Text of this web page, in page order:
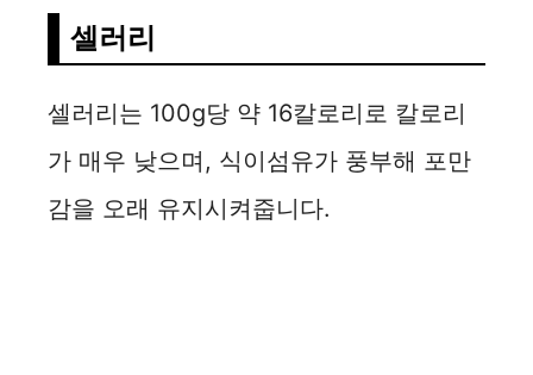
셀러리
셀러리는 100g당 약 16칼로리로 칼로리
가 매우 낮으며, 식이섬유가 풍부해 포만
감을 오래 유지시켜줍니다.